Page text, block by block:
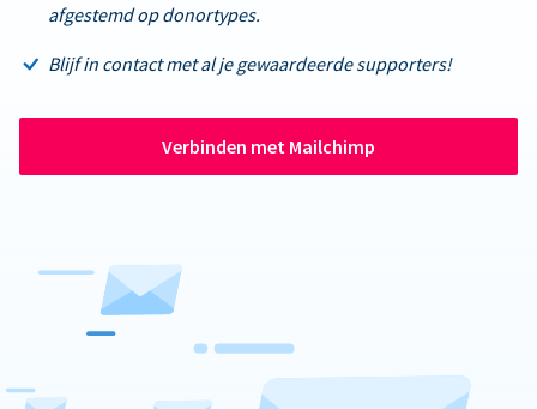
afgestemd op donortypes.
Blijf in contact met al je gewaardeerde supporters!
Verbinden met Mailchimp